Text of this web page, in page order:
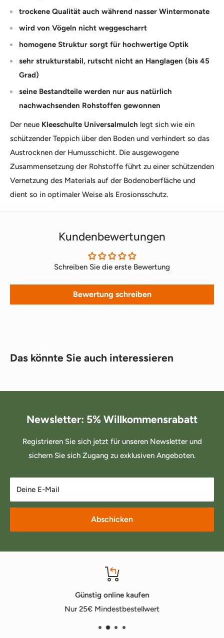
trockene Qualität auch während nasser Wintermonate
wird von Vögeln nicht weggescharrt
homogene Struktur sorgt für hochwertige Optik
sehr strukturstabil, rutscht nicht an Hanglagen (bis 45
Grad)
seine Bestandteile werden nur aus natürlich
nachwachsenden Rohstoffen gewonnen
Der neue Kleeschulte Universalmulch legt sich wie ein
schützender Teppich über den Boden und verhindert so das
Austrocknen der Humusschicht. Die ausgewogene
Zusammensetzung der Rohstoffe führt zu einer schützenden
Vernetzung des Materials auf der Bodenoberfläche und
dient so in optimaler Weise als Erosionsschutz.
Kundenbewertungen
Schreiben Sie die erste Bewertung
Bewertung schreiben
Das könnte Sie auch interessieren
Newsletter: 5% Willkommensrabatt
Registrieren Sie sich jetzt für unseren Newsletter und
sichern Sie sich Zugang zu exklusiven Angeboten.
Deine E-Mail
Abschicken
Günstig online kaufen
Nur 25€ Mindestbestellwert